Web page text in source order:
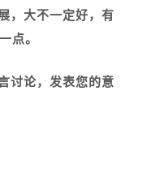
，大不一定好，有
点。
讨论，发表您的意